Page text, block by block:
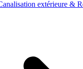
extérieure &